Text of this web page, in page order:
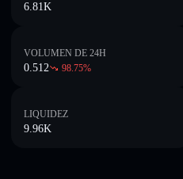
6.81K
VOLUMEN DE 24H
0.512 98.75%
LIQUIDEZ
9.96K